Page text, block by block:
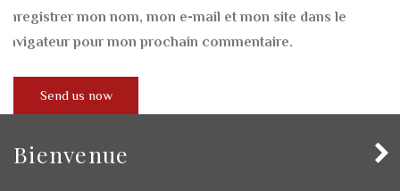
Enregistrer mon nom, mon e-mail et mon site dans le
navigateur pour mon prochain commentaire.
Bienvenue